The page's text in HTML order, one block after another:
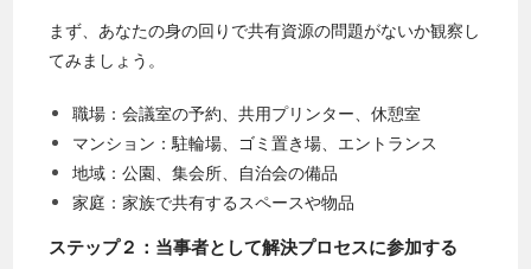
まず、あなたの身の回りで共有資源の問題がないか観察し
てみましょう。
職場：会議室の予約、共用プリンター、休憩室
マンション：駐輪場、ゴミ置き場、エントランス
地域：公園、集会所、自治会の備品
家庭：家族で共有するスペースや物品
ステップ２ ：当事者として解決プロセスに参加する